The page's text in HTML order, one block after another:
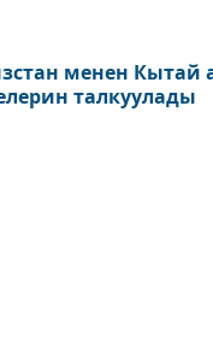
менен Кытай
талкуулады